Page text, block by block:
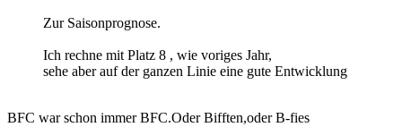
Zur Saisonprognose.
Ich rechne mit Platz 8 , wie voriges Jahr,
sehe aber auf der ganzen Linie eine gute Entwicklung
BFC war schon immer BFC.Oder Bifften,oder B-fies